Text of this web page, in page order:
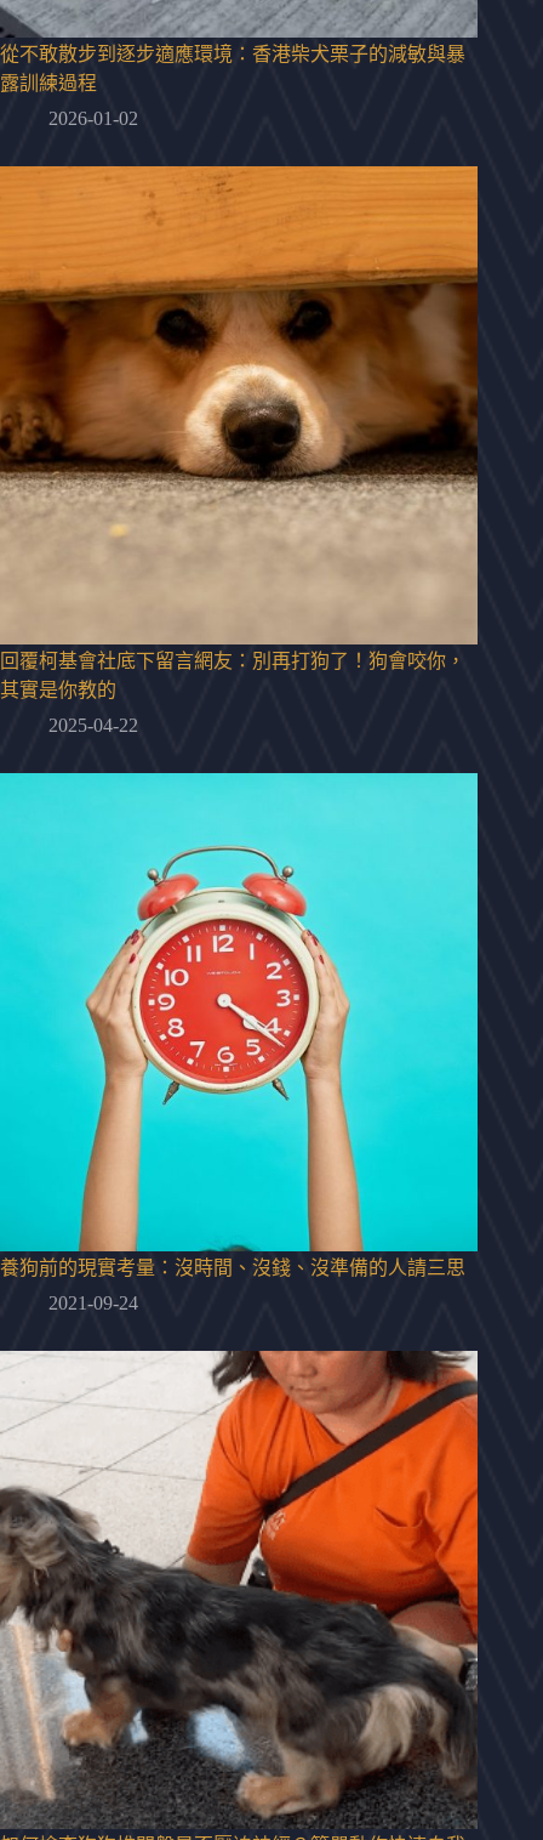
從不敢散步到逐步適應環境：香港柴犬栗子的減敏與暴
露訓練過程
2026-01-02
回覆柯基會社底下留言網友：別再打狗了！狗會咬你，
其實是你教的
2025-04-22
養狗前的現實考量：沒時間、沒錢、沒準備的人請三思
2021-09-24